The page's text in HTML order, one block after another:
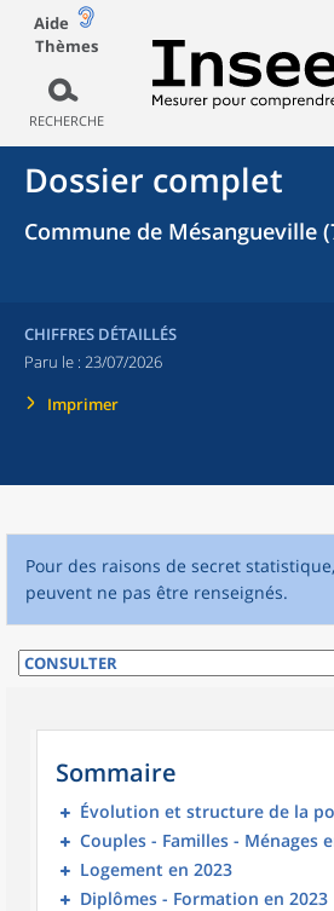
Aide
Thèmes
RECHERCHE
Dossier complet
Commune de Mésangueville
CHIFFRES DÉTAILLÉS
Paru le : 23/07/2026
Imprimer
Pour des raisons de secret
peuvent ne pas être renseignés.
Sommaire
Évolution et structure de la
Couples - Familles - Ménages
Logement en 2023
Diplômes - Formation en 2023